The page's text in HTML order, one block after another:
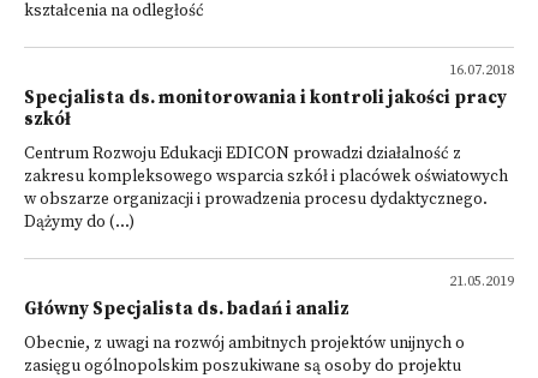
kształcenia na odległość
16.07.2018
Specjalista ds. monitorowania i kontroli jakości pracy
szkół
Centrum Rozwoju Edukacji EDICON prowadzi działalność z
zakresu kompleksowego wsparcia szkół i placówek oświatowych
w obszarze organizacji i prowadzenia procesu dydaktycznego.
Dążymy do (...)
21.05.2019
Główny Specjalista ds. badań i analiz
Obecnie, z uwagi na rozwój ambitnych projektów unijnych o
zasięgu ogólnopolskim poszukiwane są osoby do projektu